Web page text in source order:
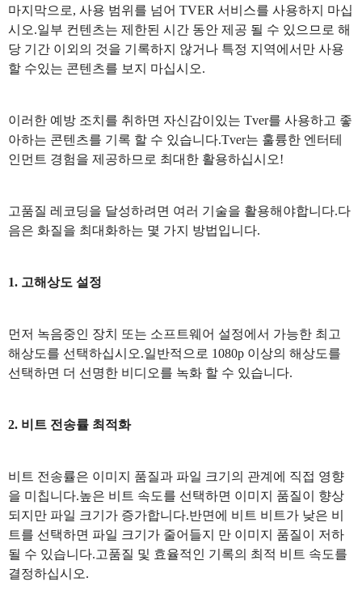
마지막으로, 사용 범위를 넘어 TVER 서비스를 사용하지 마십
시오.일부 컨텐츠는 제한된 시간 동안 제공 될 수 있으므로 해
당 기간 이외의 것을 기록하지 않거나 특정 지역에서만 사용
할 수있는 콘텐츠를 보지 마십시오.
이러한 예방 조치를 취하면 자신감이있는 Tver를 사용하고 좋
아하는 콘텐츠를 기록 할 수 있습니다.Tver는 훌륭한 엔터테
인먼트 경험을 제공하므로 최대한 활용하십시오!
고품질 레코딩을 달성하려면 여러 기술을 활용해야합니다.다
음은 화질을 최대화하는 몇 가지 방법입니다.
1. 고해상도 설정
먼저 녹음중인 장치 또는 소프트웨어 설정에서 가능한 최고
해상도를 선택하십시오.일반적으로 1080p 이상의 해상도를
선택하면 더 선명한 비디오를 녹화 할 수 있습니다.
2. 비트 전송률 최적화
비트 전송률은 이미지 품질과 파일 크기의 관계에 직접 영향
을 미칩니다.높은 비트 속도를 선택하면 이미지 품질이 향상
되지만 파일 크기가 증가합니다.반면에 비트 비트가 낮은 비
트를 선택하면 파일 크기가 줄어들지 만 이미지 품질이 저하
될 수 있습니다.고품질 및 효율적인 기록의 최적 비트 속도를
결정하십시오.